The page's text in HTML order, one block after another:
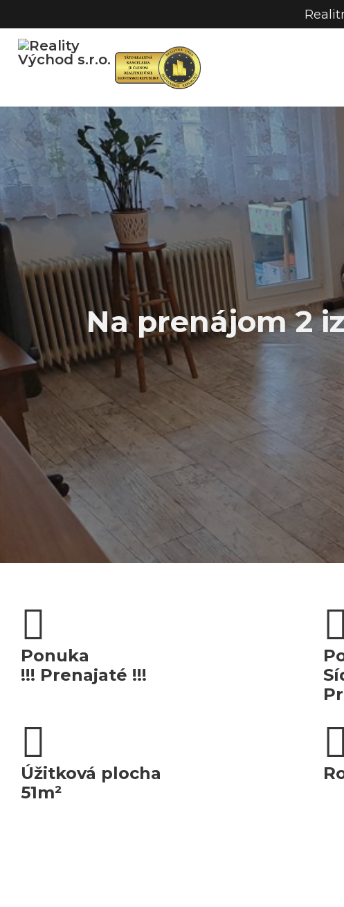
Na prenájom 2
Ponuka
!!! Prenajaté !!!
Úžitková plocha
51m²